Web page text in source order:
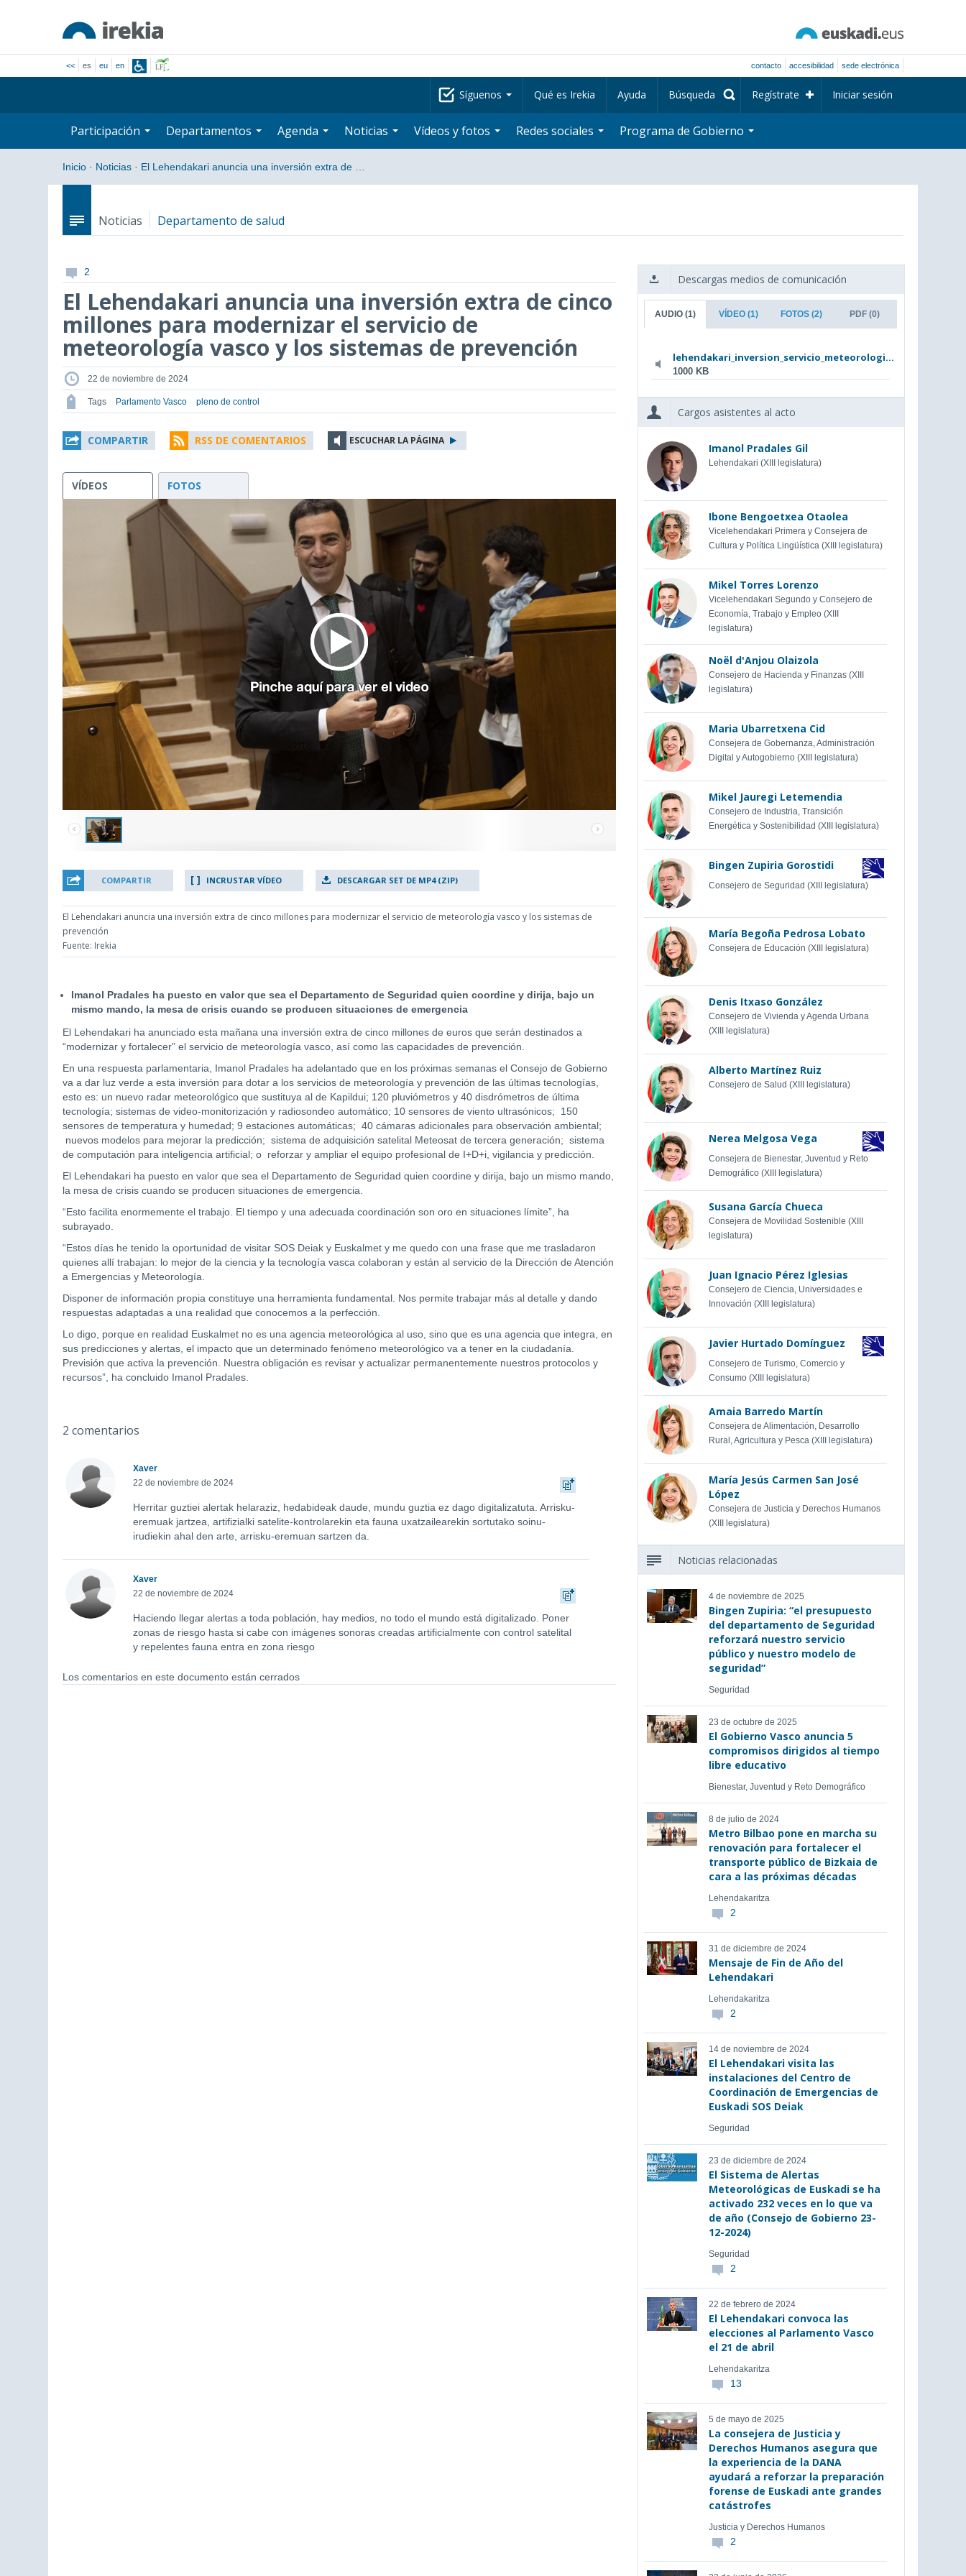
<< es eu en contacto accesibilidad sede electrónica
Síguenos Qué es Irekia Ayuda Búsqueda Regístrate Iniciar sesión
Participación Departamentos Agenda Noticias Vídeos y fotos Redes sociales Programa de Gobierno
Inicio · Noticias · El Lehendakari anuncia una inversión extra de …
Noticias Departamento de salud
2
El Lehendakari anuncia una inversión extra de cinco
millones para modernizar el servicio de
meteorología vasco y los sistemas de prevención
22 de noviembre de 2024
Tags Parlamento Vasco pleno de control
COMPARTIR RSS DE COMENTARIOS ESCUCHAR LA PÁGINA
VÍDEOS FOTOS
COMPARTIR INCRUSTAR VÍDEO DESCARGAR SET DE MP4 (ZIP)
El Lehendakari anuncia una inversión extra de cinco millones para modernizar el servicio de meteorología vasco y los sistemas de
prevención
Fuente: Irekia
Imanol Pradales ha puesto en valor que sea el Departamento de Seguridad quien coordine y dirija, bajo un
mismo mando, la mesa de crisis cuando se producen situaciones de emergencia
El Lehendakari ha anunciado esta mañana una inversión extra de cinco millones de euros que serán destinados a
“modernizar y fortalecer” el servicio de meteorología vasco, así como las capacidades de prevención.
En una respuesta parlamentaria, Imanol Pradales ha adelantado que en los próximas semanas el Consejo de Gobierno
va a dar luz verde a esta inversión para dotar a los servicios de meteorología y prevención de las últimas tecnologías,
esto es: un nuevo radar meteorológico que sustituya al de Kapildui; 120 pluviómetros y 40 disdrómetros de última
tecnología; sistemas de video-monitorización y radiosondeo automático; 10 sensores de viento ultrasónicos; 150
sensores de temperatura y humedad; 9 estaciones automáticas; 40 cámaras adicionales para observación ambiental;
nuevos modelos para mejorar la predicción; sistema de adquisición satelital Meteosat de tercera generación; sistema
de computación para inteligencia artificial; o reforzar y ampliar el equipo profesional de I+D+i, vigilancia y predicción.
El Lehendakari ha puesto en valor que sea el Departamento de Seguridad quien coordine y dirija, bajo un mismo mando,
la mesa de crisis cuando se producen situaciones de emergencia.
“Esto facilita enormemente el trabajo. El tiempo y una adecuada coordinación son oro en situaciones límite”, ha
subrayado.
“Estos días he tenido la oportunidad de visitar SOS Deiak y Euskalmet y me quedo con una frase que me trasladaron
quienes allí trabajan: lo mejor de la ciencia y la tecnología vasca colaboran y están al servicio de la Dirección de Atención
a Emergencias y Meteorología.
Disponer de información propia constituye una herramienta fundamental. Nos permite trabajar más al detalle y dando
respuestas adaptadas a una realidad que conocemos a la perfección.
Lo digo, porque en realidad Euskalmet no es una agencia meteorológica al uso, sino que es una agencia que integra, en
sus predicciones y alertas, el impacto que un determinado fenómeno meteorológico va a tener en la ciudadanía.
Previsión que activa la prevención. Nuestra obligación es revisar y actualizar permanentemente nuestros protocolos y
recursos”, ha concluido Imanol Pradales.
2 comentarios
Xaver
22 de noviembre de 2024
Herritar guztiei alertak helaraziz, hedabideak daude, mundu guztia ez dago digitalizatuta. Arrisku-
eremuak jartzea, artifizialki satelite-kontrolarekin eta fauna uxatzailearekin sortutako soinu-
irudiekin ahal den arte, arrisku-eremuan sartzen da.
Xaver
22 de noviembre de 2024
Haciendo llegar alertas a toda población, hay medios, no todo el mundo está digitalizado. Poner
zonas de riesgo hasta si cabe con imágenes sonoras creadas artificialmente con control satelital
y repelentes fauna entra en zona riesgo
Los comentarios en este documento están cerrados
Descargas medios de comunicación
AUDIO(1) VÍDEO(1) FOTOS (2) PDF (0)
lehendakari_inversion_servicio_meteorologi...
1000 KB
Cargos asistentes al acto
Imanol Pradales Gil
Lehendakari (XIII legislatura)
Ibone Bengoetxea Otaolea
Vicelehendakari Primera y Consejera de
Cultura y Política Lingüística (XIII legislatura)
Mikel Torres Lorenzo
Vicelehendakari Segundo y Consejero de
Economía, Trabajo y Empleo (XIII
legislatura)
Noël d'Anjou Olaizola
Consejero de Hacienda y Finanzas (XIII
legislatura)
Maria Ubarretxena Cid
Consejera de Gobernanza, Administración
Digital y Autogobierno (XIII legislatura)
Mikel Jauregi Letemendia
Consejero de Industria, Transición
Energética y Sostenibilidad (XIII legislatura)
Bingen Zupiria Gorostidi
Consejero de Seguridad (XIII legislatura)
María Begoña Pedrosa Lobato
Consejera de Educación (XIII legislatura)
Denis Itxaso González
Consejero de Vivienda y Agenda Urbana
(XIII legislatura)
Alberto Martínez Ruiz
Consejero de Salud (XIII legislatura)
Nerea Melgosa Vega
Consejera de Bienestar, Juventud y Reto
Demográfico (XIII legislatura)
Susana García Chueca
Consejera de Movilidad Sostenible (XIII
legislatura)
Juan Ignacio Pérez Iglesias
Consejero de Ciencia, Universidades e
Innovación (XIII legislatura)
Javier Hurtado Domínguez
Consejero de Turismo, Comercio y
Consumo (XIII legislatura)
Amaia Barredo Martín
Consejera de Alimentación, Desarrollo
Rural, Agricultura y Pesca (XIII legislatura)
María Jesús Carmen San José
López
Consejera de Justicia y Derechos Humanos
(XIII legislatura)
Noticias relacionadas
4 de noviembre de 2025
Bingen Zupiria: “el presupuesto
del departamento de Seguridad
reforzará nuestro servicio
público y nuestro modelo de
seguridad”
Seguridad
23 de octubre de 2025
El Gobierno Vasco anuncia 5
compromisos dirigidos al tiempo
libre educativo
Bienestar, Juventud y Reto Demográfico
8 de julio de 2024
Metro Bilbao pone en marcha su
renovación para fortalecer el
transporte público de Bizkaia de
cara a las próximas décadas
Lehendakaritza
2
31 de diciembre de 2024
Mensaje de Fin de Año del
Lehendakari
Lehendakaritza
2
14 de noviembre de 2024
El Lehendakari visita las
instalaciones del Centro de
Coordinación de Emergencias de
Euskadi SOS Deiak
Seguridad
23 de diciembre de 2024
El Sistema de Alertas
Meteorológicas de Euskadi se ha
activado 232 veces en lo que va
de año (Consejo de Gobierno 23-
12-2024)
Seguridad
2
22 de febrero de 2024
El Lehendakari convoca las
elecciones al Parlamento Vasco
el 21 de abril
Lehendakaritza
13
5 de mayo de 2025
La consejera de Justicia y
Derechos Humanos asegura que
la experiencia de la DANA
ayudará a reforzar la preparación
forense de Euskadi ante grandes
catástrofes
Justicia y Derechos Humanos
2